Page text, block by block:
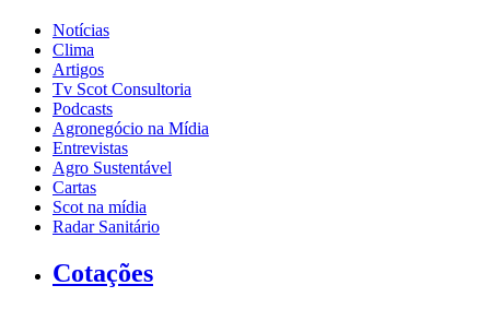
Notícias
Clima
Artigos
Tv Scot Consultoria
Podcasts
Agronegócio na Mídia
Entrevistas
Agro Sustentável
Cartas
Scot na mídia
Radar Sanitário
Cotações